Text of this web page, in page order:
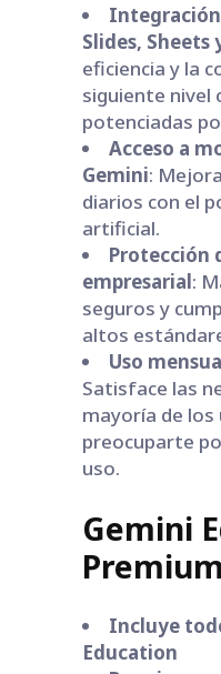
Integración
Slides, Sheets
eficiencia y la
siguiente nivel
potenciadas
Acceso a
Gemini:
diarios con el
artificial.
Protección
empresarial:
seguros y
altos
Uso
Satisface las
mayoría de los
preocuparte
uso.
Gemini
Premium
Incluye
Education